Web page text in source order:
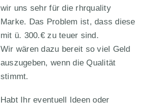
wir uns sehr für die rhrquality
Marke. Das Problem ist, dass diese
mit ü. 300.€ zu teuer sind.
Wir wären dazu bereit so viel Geld
auszugeben, wenn die Qualität
stimmt.
Habt Ihr eventuell Ideen oder